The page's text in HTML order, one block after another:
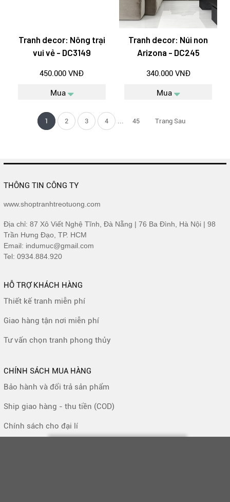
Tranh decor: Nông trại
vui vẻ - DC3149
450.000 VNĐ
Mua
Tranh decor: Núi non
Arizona - DC245
340.000 VNĐ
Mua
1 2 3 4 45 Trang Sau
THÔNG TIN CÔNG TY
www.shoptranhtreotuong.com
Địa chỉ: 87 Xô Viết Nghệ Tĩnh, Đà Nẵng | 76 Ba Đình, Hà Nội | 98
Trần Hưng Đạo, TP. HCM
Email: indumuc@gmail.com
Tel: 0934.884.920
HỖ TRỢ KHÁCH HÀNG
Thiết kế tranh miễn phí
Giao hàng tận nơi miễn phí
Tư vấn chọn tranh phong thủy
CHÍNH SÁCH MUA HÀNG
Bảo hành và đổi trả sản phẩm
Ship giao hàng - thu tiền (COD)
Chính sách cho đại lí